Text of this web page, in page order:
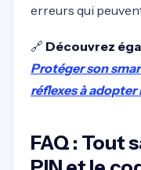
erreurs qui
🔗 Découvrez
Protéger son
réflexes à
FAQ : Tout